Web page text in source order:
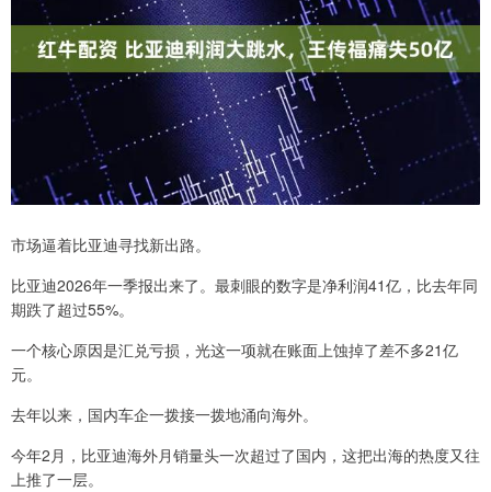
市场逼着比亚迪寻找新出路。
比亚迪2026年一季报出来了。最刺眼的数字是净利润41亿，比去年同
期跌了超过55%。
一个核心原因是汇兑亏损，光这一项就在账面上蚀掉了差不多21亿
元。
去年以来，国内车企一拨接一拨地涌向海外。
今年2月，比亚迪海外月销量头一次超过了国内，这把出海的热度又往
上推了一层。